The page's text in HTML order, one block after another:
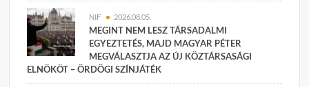
NIF 2026.08.05.
MEGINT NEM LESZ TÁRSADALMI
EGYEZTETÉS, MAJD MAGYAR PÉTER
MEGVÁLASZTJA AZ ÚJ KÖZTÁRSASÁGI
ELNÖKÖT – ÖRDÖGI SZÍNJÁTÉK